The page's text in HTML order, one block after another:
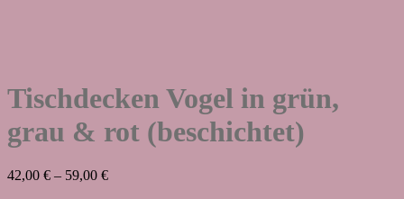
Tischdecken Vogel in grün,
grau & rot (beschichtet)
42,00 € – 59,00 €